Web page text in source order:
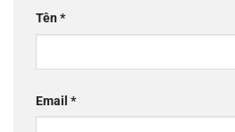
Tên*
Email *